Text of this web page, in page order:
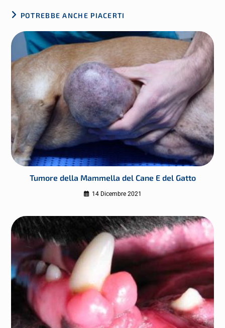
POTREBBE ANCHE PIACERTI
Tumore della Mammella del Cane E del Gatto
14 Dicembre 2021